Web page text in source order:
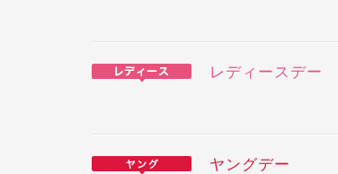
レディースデー
ヤングデー